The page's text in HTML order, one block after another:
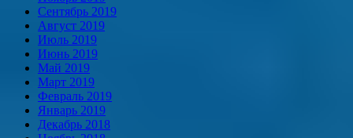
Сентябрь 2019
Август 2019
Июль 2019
Июнь 2019
Май 2019
Март 2019
Февраль 2019
Январь 2019
Декабрь 2018